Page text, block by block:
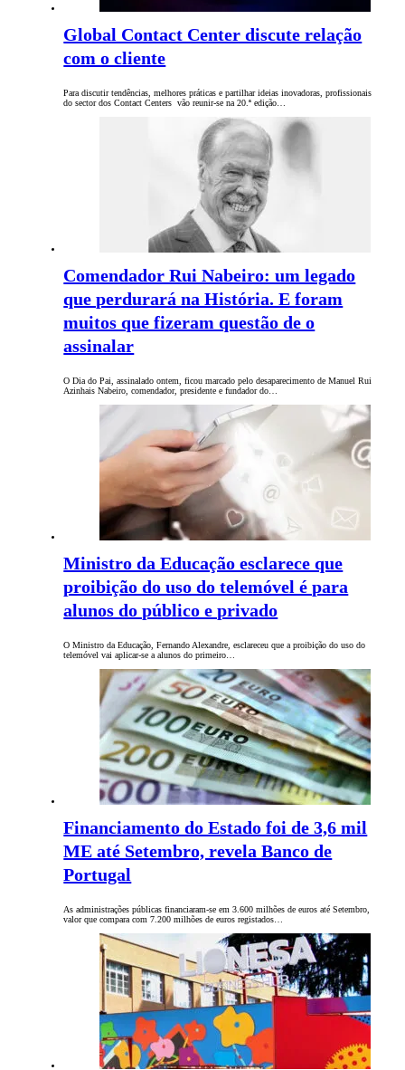
Global Contact Center discute relação
com o cliente
Para discutir tendências, melhores práticas e partilhar ideias inovadoras, profissionais
do sector dos Contact Centers vão reunir-se na 20.ª edição…
Comendador Rui Nabeiro: um legado
que perdurará na História. E foram
muitos que fizeram questão de o
assinalar
O Dia do Pai, assinalado ontem, ficou marcado pelo desaparecimento de Manuel Rui
Azinhais Nabeiro, comendador, presidente e fundador do…
Ministro da Educação esclarece que
proibição do uso do telemóvel é para
alunos do público e privado
O Ministro da Educação, Fernando Alexandre, esclareceu que a proibição do uso do
telemóvel vai aplicar-se a alunos do primeiro…
Financiamento do Estado foi de 3,6 mil
ME até Setembro, revela Banco de
Portugal
As administrações públicas financiaram-se em 3.600 milhões de euros até Setembro,
valor que compara com 7.200 milhões de euros registados…